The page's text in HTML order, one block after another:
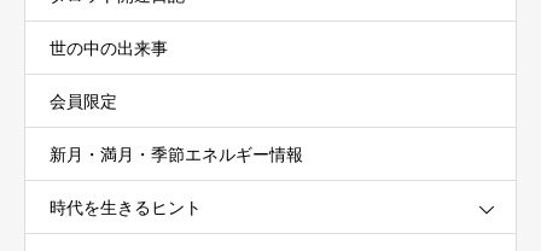
世の中の出来事
会員限定
新月・満月・季節エネルギー情報
時代を生きるヒント